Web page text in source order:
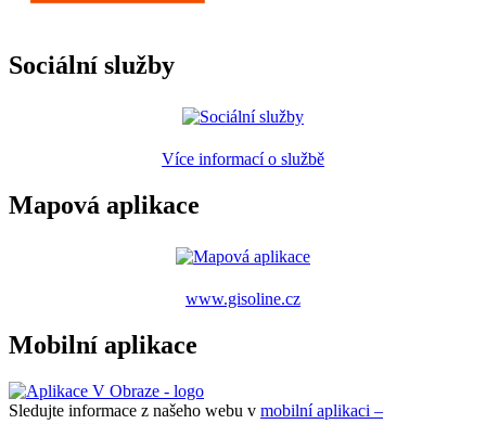
Sociální služby
Více informací o službě
Mapová aplikace
www.gisoline.cz
Mobilní aplikace
Sledujte informace z našeho webu v mobilní aplikaci –